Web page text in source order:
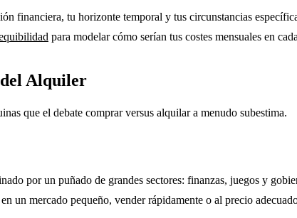
financiera, tu horizonte temporal y tus circunstancias
para modelar cómo serían tus costes mensuales en
Alquiler
que el debate comprar versus alquilar a menudo subestima.
por un puñado de grandes sectores: finanzas, juegos y
un mercado pequeño, vender rápidamente o al precio